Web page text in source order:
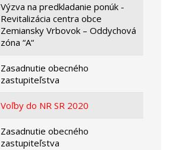
Výzva na predkladanie ponúk -
Revitalizácia centra obce
Zemiansky Vrbovok – Oddychová
zóna “A“
Zasadnutie obecného
zastupiteľstva
Voľby do NR SR 2020
Zasadnutie obecného
zastupiteľstva